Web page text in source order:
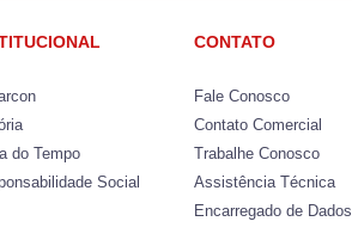
do Tempo
Social
CONTATO
Fale Conosco
Contato Comercial
Trabalhe Conosco
Assistência Técnica
Encarregado de Dados